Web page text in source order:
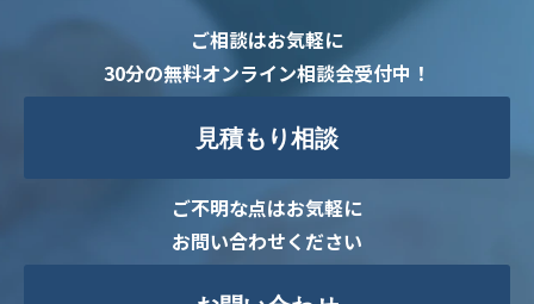
ご相談はお気軽に
30分の無料オンライン相談会受付中！
見積もり相談
ご不明な点はお気軽に
お問い合わせください